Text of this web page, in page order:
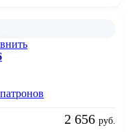
2 656 руб.